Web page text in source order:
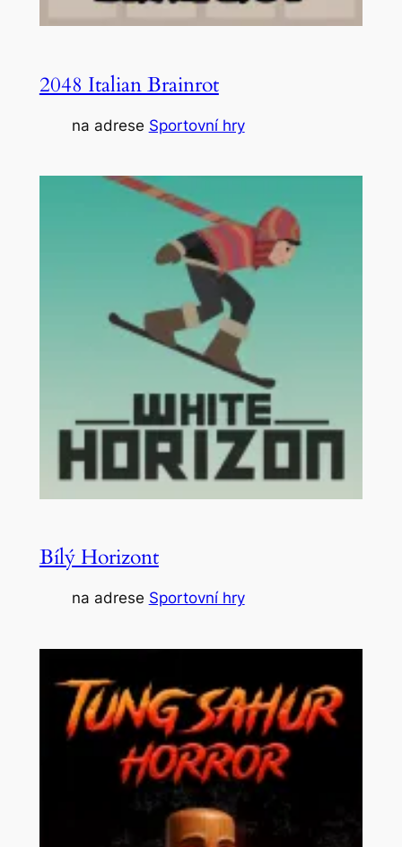
2048 Italian Brainrot
na adrese Sportovní hry
Bílý Horizont
na adrese Sportovní hry